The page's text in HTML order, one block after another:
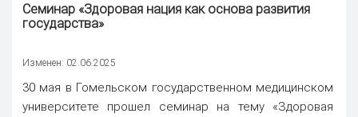
Семинар «Здоровая нация как основа развития
государства»
Изменен: 02.06.2025
30 мая в Гомельском государственном медицинском
университете прошел семинар на тему «Здоровая